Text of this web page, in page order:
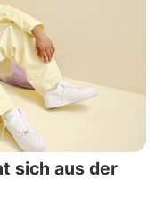
sich aus der